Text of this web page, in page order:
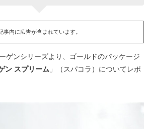
事内に広告が含まれています。
ゲンシリーズより、ゴールドのパッケージ
ン スプリーム 」（スパコラ）についてレポ